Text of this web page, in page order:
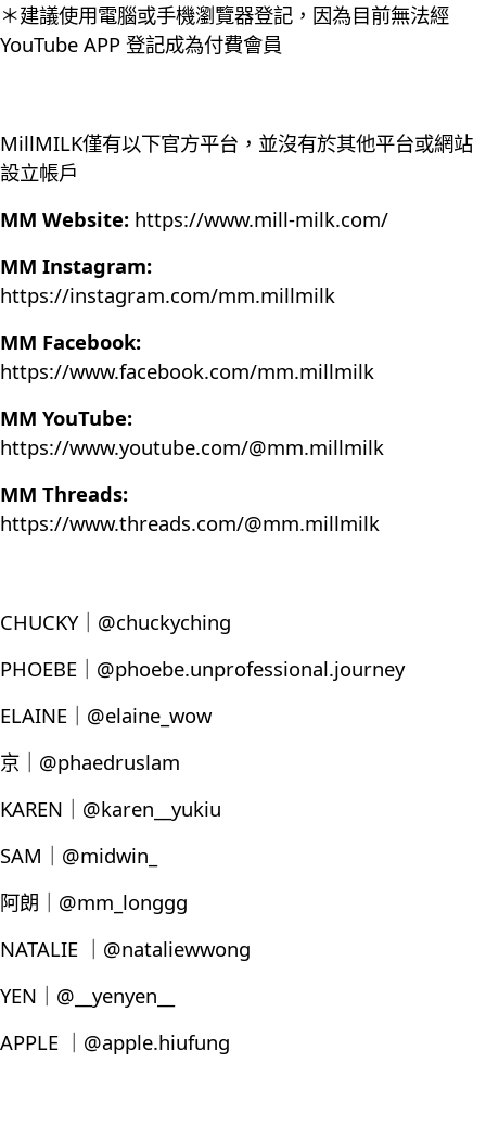
＊建議使用電腦或手機瀏覽器登記，因為目前無法經
YouTube APP 登記成為付費會員
MillMILK僅有以下官方平台，並沒有於其他平台或網站
設立帳戶
MM Website: https://www.mill-milk.com/
MM Instagram:
https://instagram.com/mm.millmilk
MM Facebook:
https://www.facebook.com/mm.millmilk
MM YouTube:
https://www.youtube.com/@mm.millmilk
MM Threads:
https://www.threads.com/@mm.millmilk
CHUCKY｜@chuckyching
PHOEBE｜@phoebe.unprofessional.journey
ELAINE｜@elaine_wow
京｜@phaedruslam
KAREN｜@karen__yukiu
SAM｜@midwin_
阿朗｜@mm_longgg
NATALIE ｜@nataliewwong
YEN｜@__yenyen__
APPLE ｜@apple.hiufung